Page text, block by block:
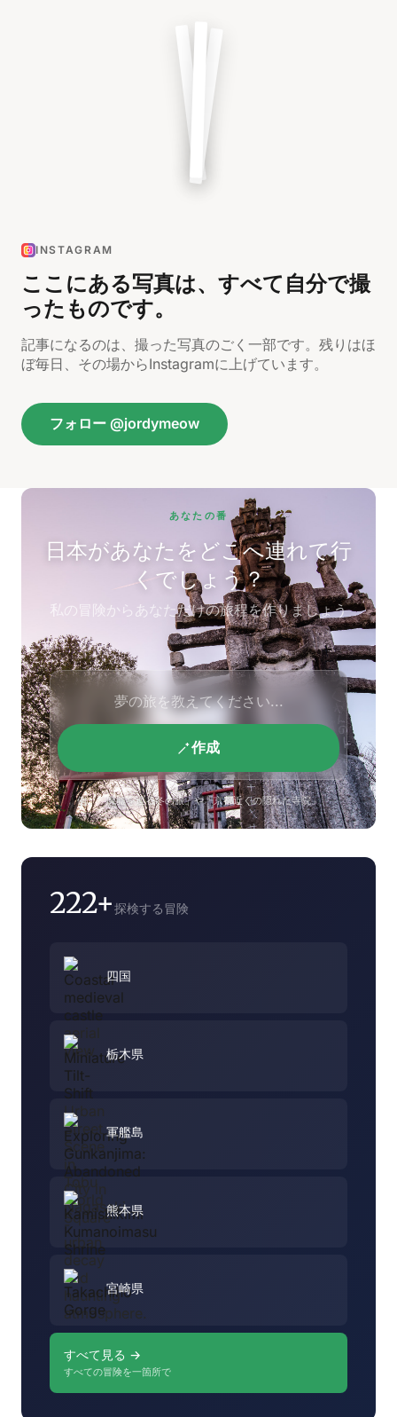
INSTAGRAM
ここにある写真は、すべて自分で撮
ったものです。
記事になるのは、撮った写真のごく一部です。残りはほ
ぼ毎日、その場からInstagramに上げています。
フォロー @jordymeow
あなたの番
日本があなたをどこへ連れて行
くでしょう？
私の冒険からあなただけの旅程を作りましょう
作成
例：「廃墟を巡る冬の旅」や「京都近くの隠れた寺院」
222+探検する冒険
四国
栃木県
軍艦島
熊本県
宮崎県
すべて見る →
すべての冒険を一箇所で